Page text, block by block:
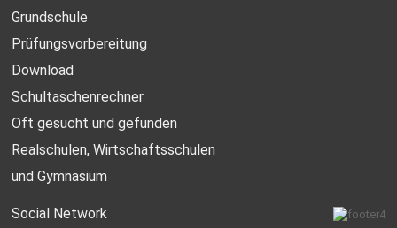
Grundschule
Prüfungsvorbereitung
Download
Schultaschenrechner
Oft gesucht und gefunden
Realschulen,Wirtschaftsschulen
und Gymnasium
Social Network